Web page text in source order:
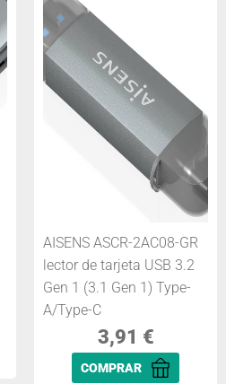
AISENS ASCR-2AC08-GR
lector de tarjeta USB 3.2
Gen 1 (3.1 Gen 1) Type-
A/Type-C
3,91 €
COMPRAR